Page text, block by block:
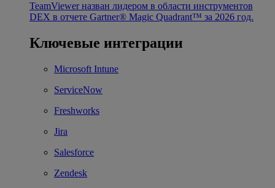
TeamViewer назван лидером в области инструментов
DEX в отчете Gartner® Magic Quadrant™ за 2026 год.
Ключевые интеграции
Microsoft Intune
ServiceNow
Freshworks
Jira
Salesforce
Zendesk